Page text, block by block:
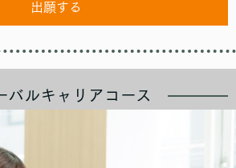
出願する
バルキャリアコース